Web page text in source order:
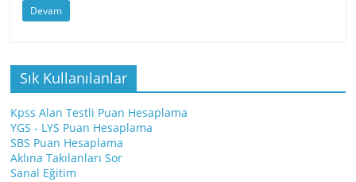
Devam
Sık Kullanılanlar
Kpss Alan Testli Puan Hesaplama
YGS - LYS Puan Hesaplama
SBS Puan Hesaplama
Aklına Takılanları Sor
Sanal Eğitim